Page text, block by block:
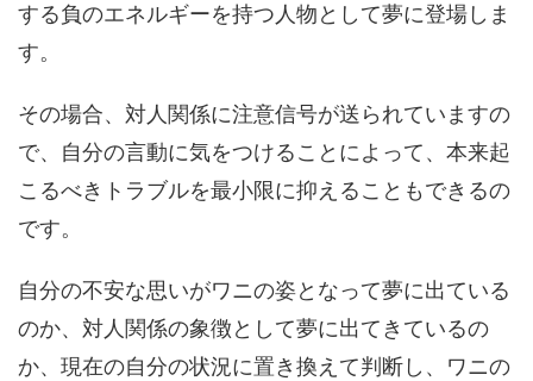
する負のエネルギーを持つ人物として夢に登場しま
す。
その場合、対人関係に注意信号が送られていますの
で、自分の言動に気をつけることによって、本来起
こるべきトラブルを最小限に抑えることもできるの
です。
自分の不安な思いがワニの姿となって夢に出ている
のか、対人関係の象徴として夢に出てきているの
か、現在の自分の状況に置き換えて判断し、ワニの